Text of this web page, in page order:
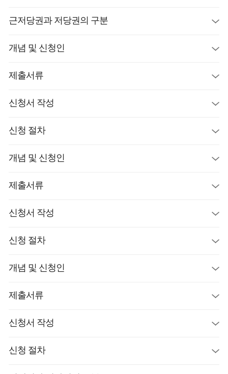
근저당권과 저당권의 구분
개념 및 신청인
제출서류
신청서 작성
신청 절차
개념 및 신청인
제출서류
신청서 작성
신청 절차
개념 및 신청인
제출서류
신청서 작성
신청 절차